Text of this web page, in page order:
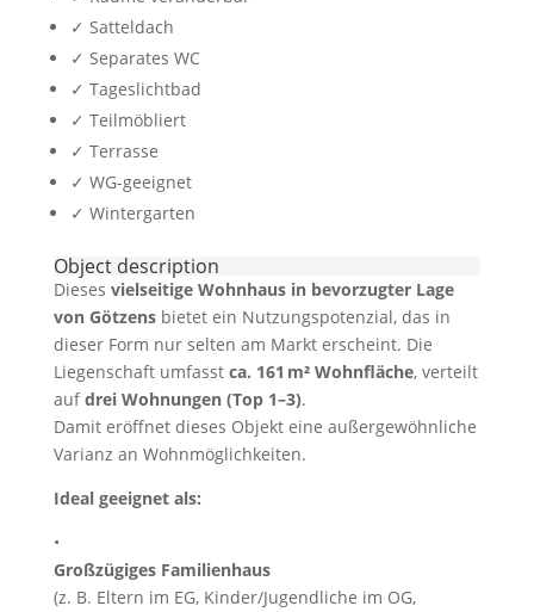
✓ Satteldach
✓ Separates WC
✓ Tageslichtbad
✓ Teilmöbliert
✓ Terrasse
✓ WG-geeignet
✓ Wintergarten
Object description
Dieses vielseitige Wohnhaus in bevorzugter Lage
von Götzensbietet ein Nutzungspotenzial, das in
dieser Form nur selten am Markt erscheint. Die
Liegenschaft umfasst ca. 161 m² Wohnfläche, verteilt
aufdrei Wohnungen (Top 1–3).
Damit eröffnet dieses Objekt eine außergewöhnliche
Varianz an Wohnmöglichkeiten.
Ideal geeignet als:
•
Großzügiges Familienhaus
(z. B. Eltern im EG, Kinder/Jugendliche im OG,